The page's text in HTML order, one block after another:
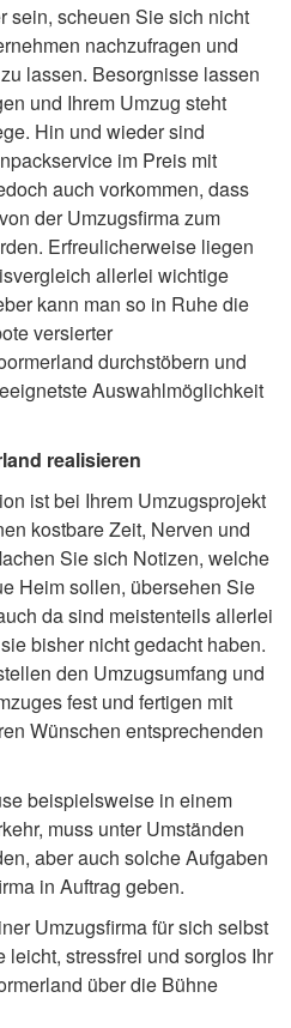
sein, scheuen Sie sich nicht
nachzufragen und
lassen. Besorgnisse lassen
und Ihrem Umzug steht
Hin und wieder sind
im Preis mit
auch vorkommen, dass
der Umzugsfirma zum
Erfreulicherweise liegen
allerlei wichtige
kann man so in Ruhe die
versierter
durchstöbern und
Auswahlmöglichkeit
realisieren
ist bei Ihrem Umzugsprojekt
kostbare Zeit, Nerven und
Sie sich Notizen, welche
Heim sollen, übersehen Sie
da sind meistenteils allerlei
bisher nicht gedacht haben.
den Umzugsumfang und
fest und fertigen mit
Wünschen entsprechenden
beispielsweise in einem
muss unter Umständen
aber auch solche Aufgaben
in Auftrag geben.
Umzugsfirma für sich selbst
stressfrei und sorglos Ihr
über die Bühne